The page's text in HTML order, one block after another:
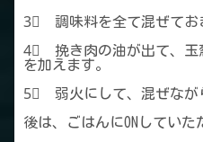
3⃣ 調味料を全て混ぜてお
4⃣ 挽き肉の油が出て、玉
を加えます。
5⃣ 弱火にして、混ぜなが
後は、ごはんにONしていた